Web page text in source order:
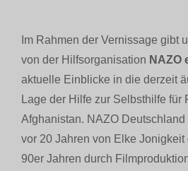
Im Rahmen der Vernissage gibt
von der Hilfsorganisation NAZO
aktuelle Einblicke in die derzeit
Lage der Hilfe zur Selbsthilfe für
Afghanistan. NAZO
vor 20 Jahren von Elke
90er Jahren durch